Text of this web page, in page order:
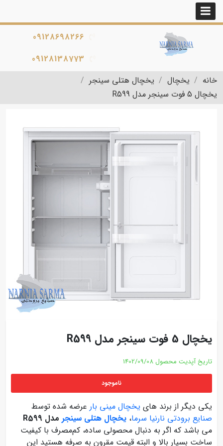
09128698266
09128138773
خانه
یخچال
یخچال هتلی سینجر
یخچال 5 فوت سینجر مدل R599
یخچال 5 فوت سینجر مدل R599
تاریخ آپدیت محصول 1402/09/08
ناموجود
یکی دیگر از برند های یخچال مینی بار عرضه شده توسط
صنایع برودتی نارنیا سرما، یخچال هتلی سینجر مدل R599
می باشد که اگر به دنبال محصولی ساده، کم‌مصرف با کیفیت
ساخت بسیار بالا و البته قیمت مقرون‌ به‌ صرفه هستید این